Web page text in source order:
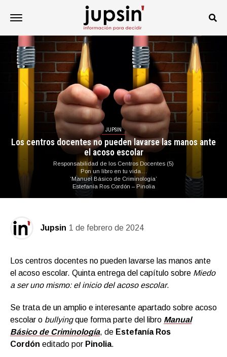
JUPSIN
Los centros docentes no pueden lavarse las manos ante
el acoso escolar
Responsabilidad de los Centros Docentes (5)
Pon un libro en tu vida…
‘Manuel Básico de Criminología’
Estefanía Ros Cordón – Pinolia
Jupsin 1 de febrero de 2024
Los centros docentes no pueden lavarse las manos ante
el acoso escolar. Quinta entrega del capítulo sobre Miedo
a ser uno mismo: el inicio del acoso escolar.
Se trata de un amplio e interesante apartado sobre acoso
escolar o bullyingque forma parte del libro Manual
Básico de Criminología, de Estefanía Ros
Cordón editado por Pinolia.